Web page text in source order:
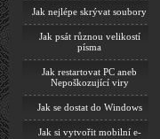
Jak nejlépe skrývat soubory
Jak psát různou velikostí
písma
Jak restartovat PC aneb
Nepoškozující viry
Jak se dostat do Windows
Jak si vytvořit mobilní e-